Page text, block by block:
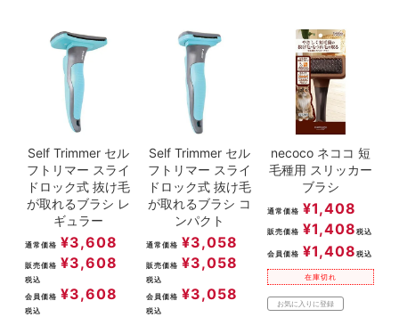
Self Trimmer セル
フトリマー スライ
ドロック式 抜け毛
が取れるブラシ レ
ギュラー
通常価格 ¥3,608
販売価格 ¥3,608
税込
会員価格 ¥3,608
税込
Self Trimmer セル
フトリマー スライ
ドロック式 抜け毛
が取れるブラシ コ
ンパクト
通常価格 ¥3,058
販売価格 ¥3,058
税込
会員価格 ¥3,058
税込
necoco ネココ 短
毛種用 スリッカー
ブラシ
通常価格 ¥1,408
販売価格 ¥1,408 税込
会員価格 ¥1,408 税込
在庫切れ
お気に入りに登録